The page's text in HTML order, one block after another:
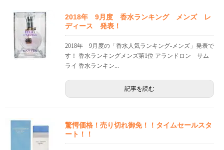
2018年 9月度 香水ランキング メンズ レ
ディース 発表！
2018年 9月度の「香水人気ランキング-メンズ」発表で
す！ 香水ランキングメンズ第1位 アランドロン サム
ライ 香水ランキン...
記事を読む
驚愕価格！売り切れ御免！！タイムセールスタ
ート！！